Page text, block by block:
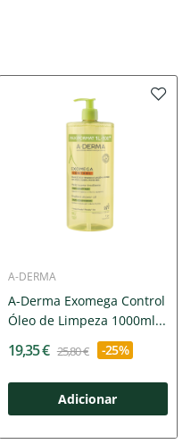
A-DERMA
A-Derma Exomega Control
Óleo de Limpeza 1000ml...
19,35 € 25,80 € -25%
Adicionar